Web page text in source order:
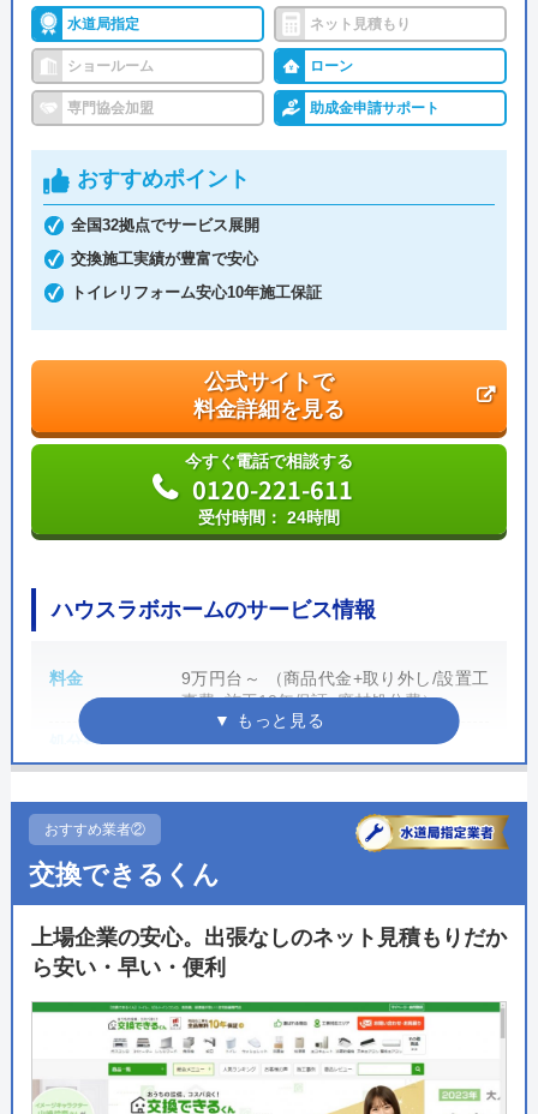
水道局指定 ネット見積もり
ショールーム ローン
専門協会加盟 助成金申請サポート
おすすめポイント
全国32拠点でサービス展開
交換施工実績が豊富で安心
トイレリフォーム安心10年施工保証
公式サイトで
料金詳細を見る
今すぐ電話で相談する
0120-221-611
受付時間： 24時間
ハウスラボホームのサービス情報
料金
9万円台～ （商品代金+取り外し/設置工
事費+施工10年保証+廃材処分費）
処分費 コミコミ価格に含む
カード払い、コンビニ後払い、モバイル
営業時間 24時間
定休日 なし（年中無休）
累計実績 個人宅だけでなく、企業実績多数
ilet/result/category/r-t-exchange/
保証・保険
安心10年施工保証
商品保証はメーカー保証に追加可能
おすすめ業者②
交換できるくん
上場企業の安心。出張なしのネット見積もりだか
ら安い・早い・便利